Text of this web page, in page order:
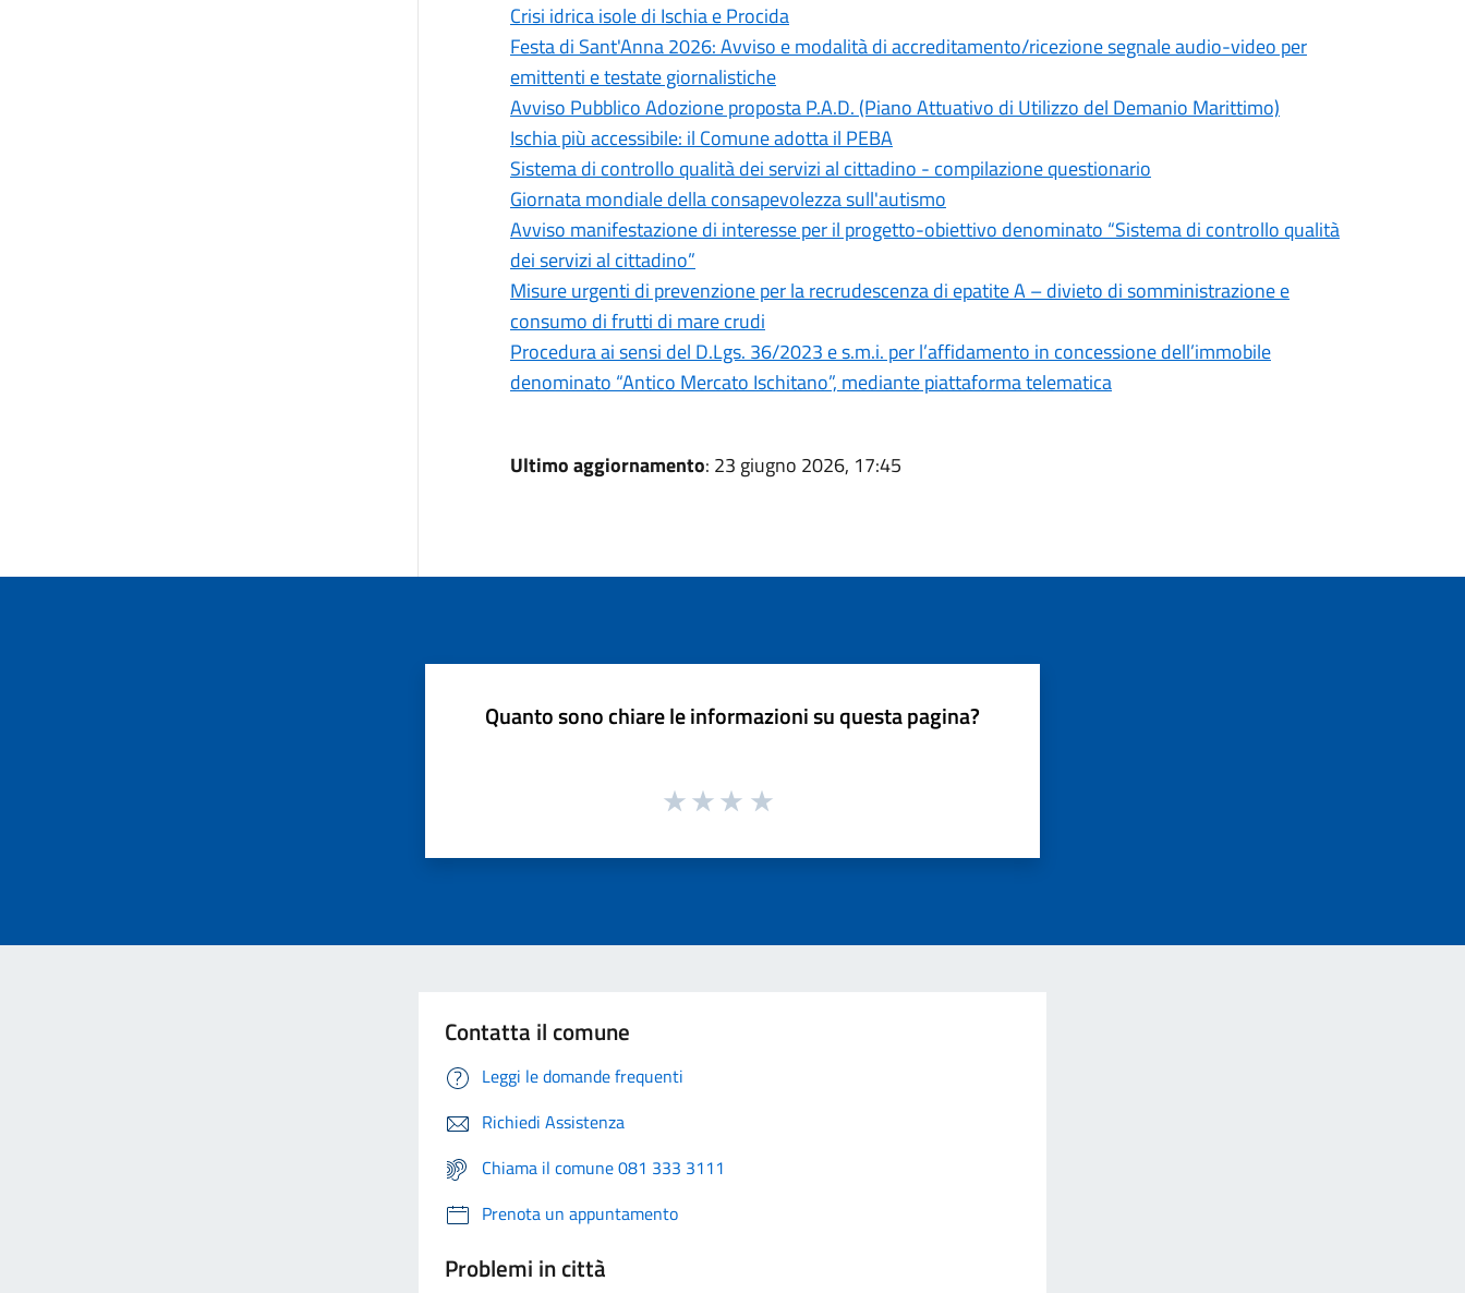
Crisi idrica isole di Ischia e Procida
Festa di Sant'Anna 2026: Avviso e modalità di accreditamento/ricezione segnale audio-video per
emittenti e testate giornalistiche
Avviso Pubblico Adozione proposta P.A.D. (Piano Attuativo di Utilizzo del Demanio Marittimo)
Ischia più accessibile: il Comune adotta il PEBA
Sistema di controllo qualità dei servizi al cittadino - compilazione questionario
Giornata mondiale della consapevolezza sull'autismo
Avviso manifestazione di interesse per il progetto-obiettivo denominato “Sistema di controllo qualità
dei servizi al cittadino”
Misure urgenti di prevenzione per la recrudescenza di epatite A – divieto di somministrazione e
consumo di frutti di mare crudi
Procedura ai sensi del D.Lgs. 36/2023 e s.m.i. per l’affidamento in concessione dell’immobile
denominato “Antico Mercato Ischitano”, mediante piattaforma telematica
Ultimo aggiornamento: 23 giugno 2026, 17:45
Quanto sono chiare le informazioni su questa pagina?
Contatta il comune
Leggi le domande frequenti
Richiedi Assistenza
Chiama il comune 081 333 3111
Prenota un appuntamento
Problemi in città